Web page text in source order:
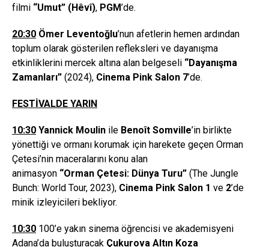
filmi “Umut” (Hêvî), PGM’de.
20:30 Ömer Leventoğ lu’nun afetlerin hemen ardından
toplum olarak gösterilen refleksleri ve dayanışma
etkinliklerini mercek altına alan belgeseli “Dayanışma
Zamanları” (2024), Cinema Pink Salon 7’de.
FESTİVALDE YARIN
10:30 Yannick Moulin ile Benoît Somville’in birlikte
yönettiği ve ormanı korumak için harekete geçen Orman
Çetesi’nin maceralarını konu alan
animasyon “Orman Çetesi: Dünya Turu” (The Jungle
Bunch: World Tour, 2023), Cinema Pink Salon 1 ve 2’de
minik izleyicileri bekliyor.
10:30 100’e yakın sinema öğrencisi ve akademisyeni
Adana’da buluşturacak Çukurova Altın Koza